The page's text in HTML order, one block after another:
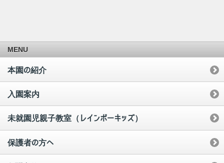
MENU
本園の紹介
入園案内
未就園児親子教室（レインボーキッズ）
保護者の方へ